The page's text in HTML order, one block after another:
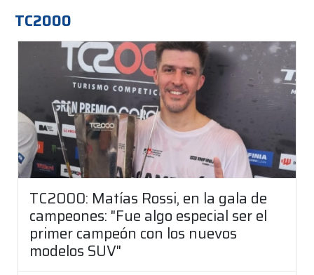
TC2000
TC2000: Matías Rossi, en la gala de
campeones: "Fue algo especial ser el
primer campeón con los nuevos
modelos SUV"